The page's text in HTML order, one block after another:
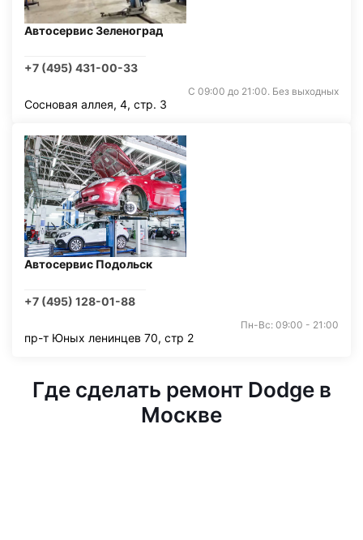
Автосервис Зеленоград
+7 (495) 431-00-33
С 09:00 до 21:00. Без выходных
Сосновая аллея, 4, стр. 3
Автосервис Подольск
+7 (495) 128-01-88
Пн-Вс: 09:00 - 21:00
пр-т Юных ленинцев 70, стр 2
Где сделать ремонт Dodge в
Москве